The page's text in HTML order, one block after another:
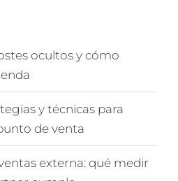
ocultos y cómo
y técnicas para
de venta
externa: qué medir